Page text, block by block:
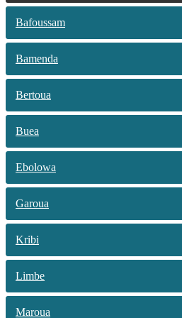
Bafoussam
Bamenda
Bertoua
Buea
Ebolowa
Garoua
Kribi
Limbe
Maroua